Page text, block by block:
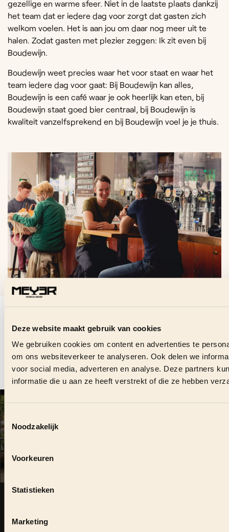
Deze website maakt gebruik van cookies
We gebruiken cookies om content en advertenties te
om ons websiteverkeer te analyseren. Ook delen we
voor social media, adverteren en analyse. Deze partners
informatie die u aan ze heeft verstrekt of die ze hebben
Toestemmingsselectie
Noodzakelijk
Voorkeuren
Statistieken
Marketing
gezellige en warme sfeer. Niet in de laatste plaats dankzij
het team dat er iedere dag voor zorgt dat gasten zich
welkom voelen. Het is aan jou om daar nog meer uit te
halen. Zodat gasten met plezier zeggen: Ik zit even bij
Boudewijn.
Boudewijn weet precies waar het voor staat en waar het
team iedere dag voor gaat: Bij Boudewijn kan alles,
Boudewijn is een café waar je ook heerlijk kan eten, bij
Boudewijn staat goed bier centraal, bij Boudewijn is
kwaliteit vanzelfsprekend en bij Boudewijn voel je je thuis.
VRAGEN OVER DEZE
VACATURE?
Stuur ons direct een bericht en we helpen je graag.
CONTACT OPNEMEN
DUURZAME SAMENWERKING?
op.
KOM IN CONTACT